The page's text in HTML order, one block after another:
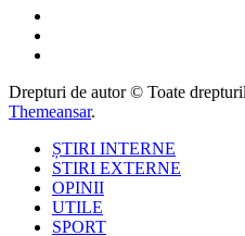
Drepturi de autor © Toate
Themeansar.
ȘTIRI INTERNE
STIRI EXTERNE
OPINII
UTILE
SPORT